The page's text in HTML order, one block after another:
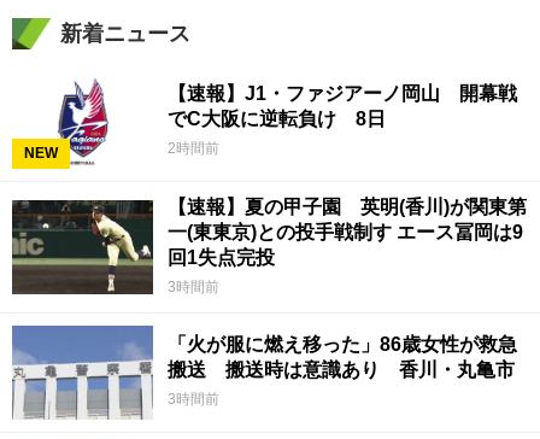
新着ニュース
NEW
【速報】J1・ファジアーノ岡山 開幕戦
でC大阪に逆転負け 8日
2時間前
【速報】夏の甲子園 英明(香川)が関東第
一(東東京)との投手戦制す エース冨岡は9
回1失点完投
3時間前
「火が服に燃え移った」86歳女性が救急
搬送 搬送時は意識あり 香川・丸亀市
3時間前